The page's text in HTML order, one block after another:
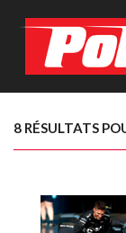
8 RÉSULTATS